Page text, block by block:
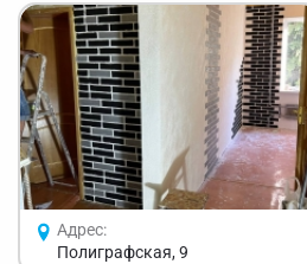
Адрес:
Полиграфская, 9